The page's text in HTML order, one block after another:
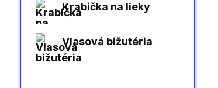
Krabička na lieky
Vlasová bižutéria